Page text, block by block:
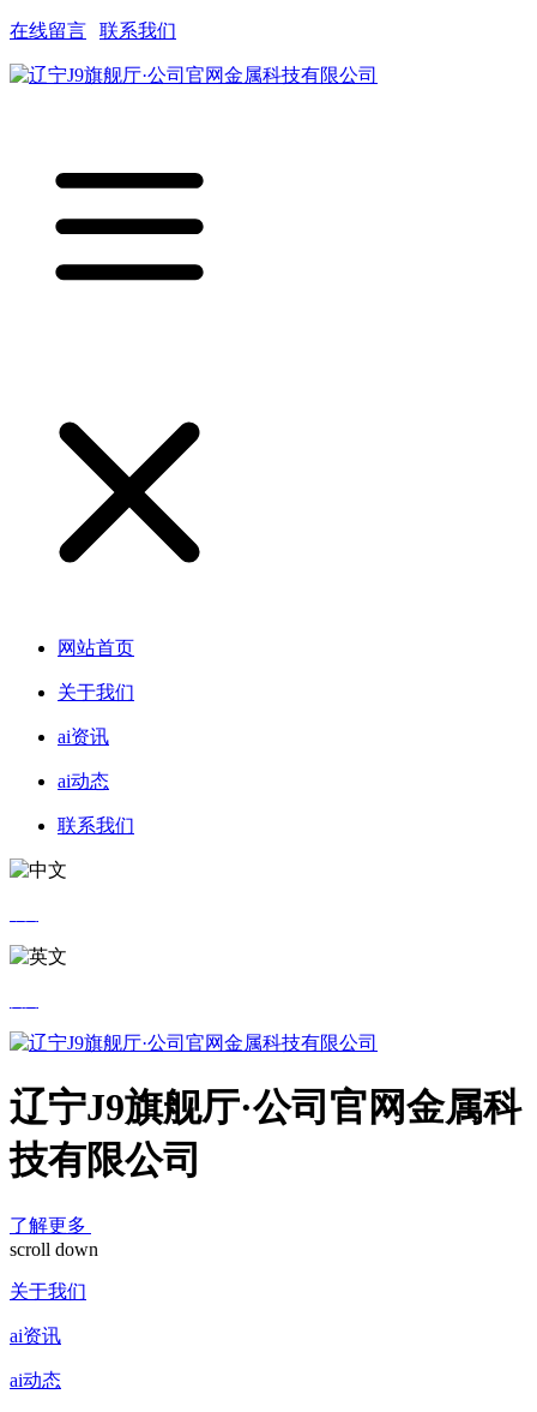
在线留言 联系我们
网站首页
关于我们
ai资讯
ai动态
联系我们
辽宁J9旗舰厅·公司官网金属科
技有限公司
了解更多
scroll down
关于我们
ai资讯
ai动态